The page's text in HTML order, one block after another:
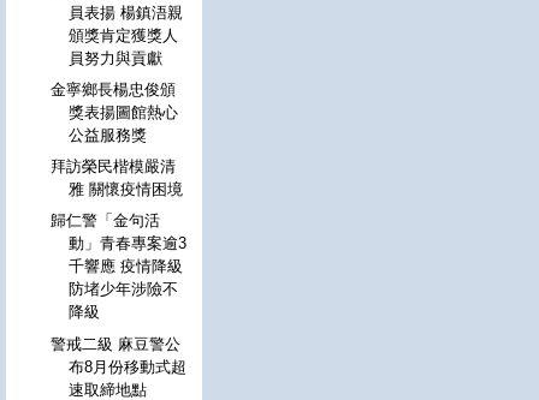
員表揚 楊鎮浯親
頒獎肯定獲獎人
員努力與貢獻
金寧鄉長楊忠俊頒
獎表揚圖館熱心
公益服務獎
拜訪榮民楷模嚴清
雅 關懷疫情困境
歸仁警「金句活
動」青春專案逾3
千響應 疫情降級
防堵少年涉險不
降級
警戒二級 麻豆警公
布8月份移動式超
速取締地點